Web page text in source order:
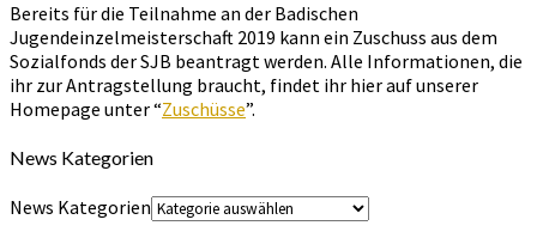
Bereits für die Teilnahme an der Badischen
Jugendeinzelmeisterschaft 2019 kann ein Zuschuss aus dem
Sozialfonds der SJB beantragt werden. Alle Informationen, die
ihr zur Antragstellung braucht, findet ihr hier auf unserer
Homepage unter “Zuschüsse”.
News Kategorien
News Kategorien